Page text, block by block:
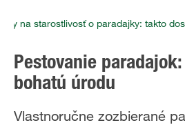
Kde kúpiť
Spoločnosť
Tipy na starostlivosť o paradajky: takto
Pestovanie
bohatú úrodu
Vlastnoručne zozbierané